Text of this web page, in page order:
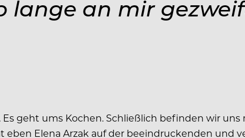
lange an mir
geht ums Kochen. Schließlich befinden wir
eben Elena Arzak auf der beeindruckenden und